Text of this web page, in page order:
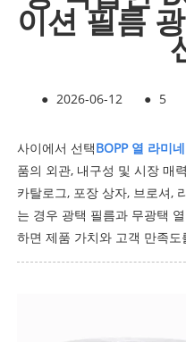
이션 필름
● 2026-06-12 ● 5
사이에서 선택BOPP 열 라미
품의 외관, 내구성 및 시장 매
카탈로그, 포장 상자, 브로셔,
는 경우 광택 필름과 무광택
하면 제품 가치와 고객 만족